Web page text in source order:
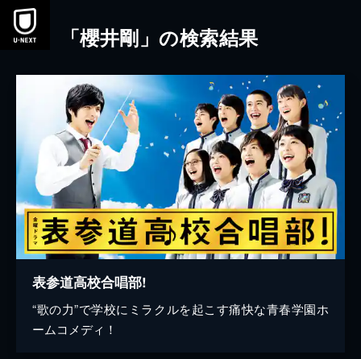
本文へスキップ
「櫻井剛」の検索結果
表参道高校合唱部!
“歌の力”で学校にミラクルを起こす痛快な青春学園ホ
ームコメディ！